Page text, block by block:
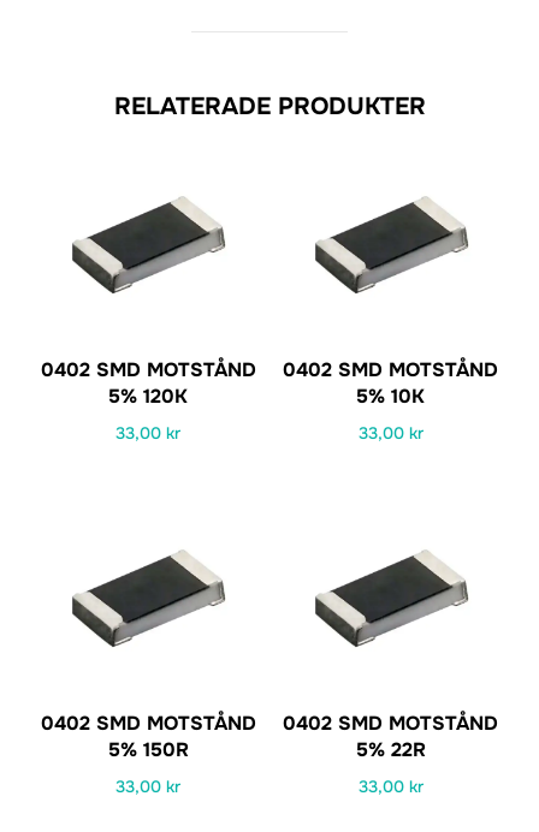
RELATERADE PRODUKTER
0402 SMD MOTSTÅND
5% 120K
33,00kr
0402 SMD MOTSTÅND
5% 10K
33,00 kr
0402 SMD MOTSTÅND
5% 150R
33,00kr
0402 SMD MOTSTÅND
5% 22R
33,00 kr